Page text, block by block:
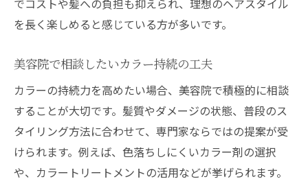
を長く楽しめると感じている方が多いです。
美容院で相談したいカラー持続の工夫
カラーの持続力を高めたい場合、美容院で積極的に相談
することが大切です。髪質やダメージの状態、普段のス
タイリング方法に合わせて、専門家ならではの提案が受
けられます。例えば、色落ちしにくいカラー剤の選択
や、カラートリートメントの活用などが挙げられます。